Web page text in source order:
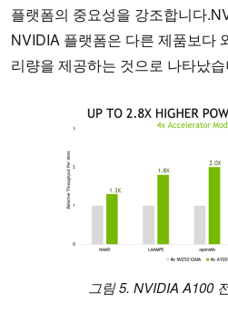
플랫폼의 중요성을 강조합니다
NVIDIA 플랫폼은 다른 제품보다
리량을 제공하는 것으로 나타났
그림 5. NVIDIA A100